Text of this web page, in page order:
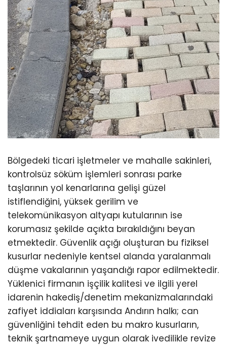
Bölgedeki ticari işletmeler ve mahalle sakinleri,
kontrolsüz söküm işlemleri sonrası parke
taşlarının yol kenarlarına gelişi güzel
istiflendiğini, yüksek gerilim ve
telekomünikasyon altyapı kutularının ise
korumasız şekilde açıkta bırakıldığını beyan
etmektedir. Güvenlik açığı oluşturan bu fiziksel
kusurlar nedeniyle kentsel alanda yaralanmalı
düşme vakalarının yaşandığı rapor edilmektedir.
Yüklenici firmanın işçilik kalitesi ve ilgili yerel
idarenin hakediş/denetim mekanizmalarındaki
zafiyet iddiaları karşısında Andırın halkı; can
güvenliğini tehdit eden bu makro kusurların,
teknik şartnameye uygun olarak ivedilikle revize